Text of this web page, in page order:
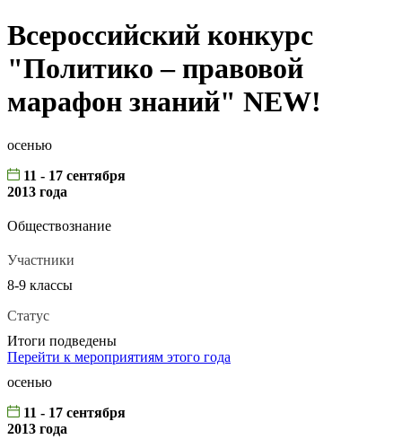
Всероссийский конкурс
"Политико – правовой
марафон знаний" NEW!
осенью
11 - 17 сентября
2013 года
Обществознание
Участники
8-9 классы
Статус
Итоги подведены
Перейти к мероприятиям этого года
осенью
11 - 17 сентября
2013 года